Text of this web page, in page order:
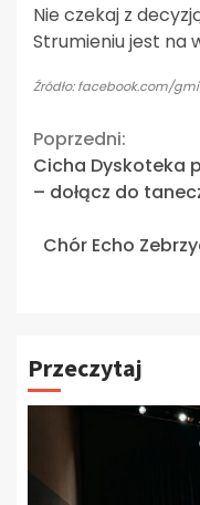
Nie czekaj z
Strumieniu jest na
Źródło: facebook.com/
Continue
Reading
Poprzedni:
Cicha Dyskoteka
– dołącz do
Chór Echo
Przeczytaj